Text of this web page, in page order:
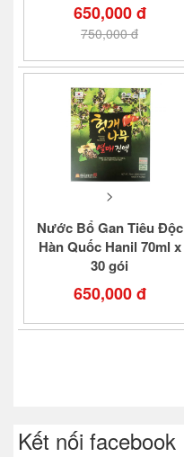
650,000 đ
750,000 đ
>
Nước Bổ Gan Tiêu Độc
Hàn Quốc Hanil 70ml x
30 gói
650,000 đ
Kết nối facebook